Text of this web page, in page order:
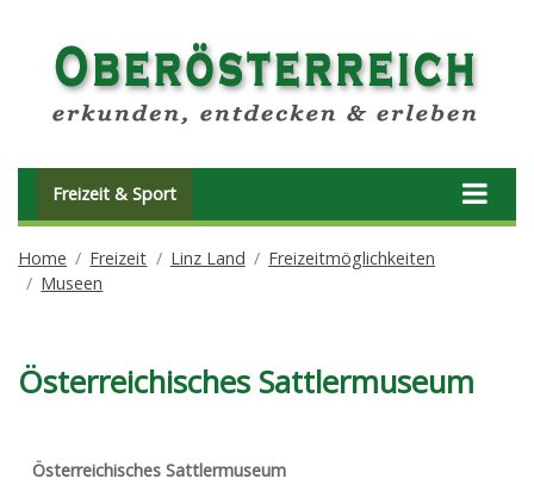
Freizeit & Sport
Home Freizeit Linz Land
Freizeitmöglichkeiten
Museen
Österreichisches Sattlermuseum
Österreichisches Sattlermuseum